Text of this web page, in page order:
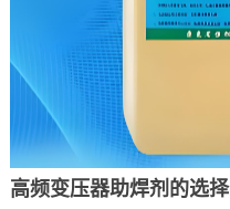
高频变压器助焊剂的选择